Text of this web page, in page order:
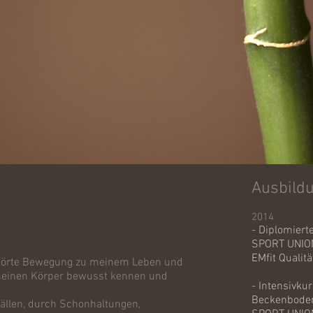
Bewegung zu meinem Leben und
Körper bewusst kennen und
durch Schonhaltungen,
2014
-
SPORT
EMfit
-